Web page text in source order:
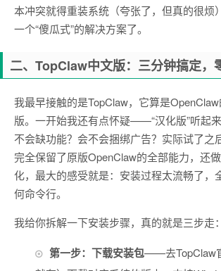
本冲突就得重装系统（夸张了，但真的很烦
一个“傻瓜式”的解决方案了。
二、TopClaw中文版：三分钟搞定，
我最早接触的是TopClaw，它算是
版。一开始我还有点怀疑——“汉化版”听起
不会缺功能？会不会捆绑广告？实际试了之
完全保留了原版OpenClaw的全部能力，还
化，最大的感受就是：安装过程太流畅了，
何命令行。
我给你拆解一下安装步骤，真的就是三步走：
第一步：下载安装包——去TopClaw